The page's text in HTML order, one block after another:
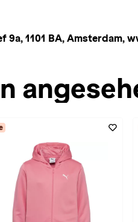
9a, 1101 BA, Amsterdam,